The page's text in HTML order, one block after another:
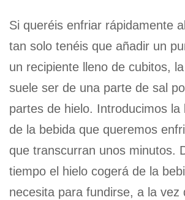
Si queréis enfriar rápidamente
tan solo tenéis que añadir un
un recipiente lleno de cubitos,
suele ser de una parte de sal
partes de hielo. Introducimos la
de la bebida que queremos
que transcurran unos minutos.
tiempo el hielo cogerá de la
necesita para fundirse, a la vez